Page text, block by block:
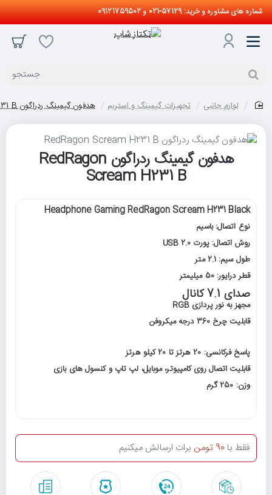
شماره های مشاوره و خرید: 57129-021 و 09121759502
جستجو
لوازم جانبی تجهیزات گیمینگ و استریم هدفون گیمینگ ردراگون RedRagon Scream H231 B
هدفون گیمینگ ردراگون RedRagon
Scream H231 B
Headphone Gaming RedRagon Scream H231 Black
نوع اتصال: باسیم
روش اتصال: پورت USB 2.0
طول سیم: 2.1 متر
قطر درایور: 50 میلیمتر
صدای 7.1 کانال
مجهز به نور پردازی RGB
قابلیت چرخ 360 درجه میکروفن
پاسخ فرکانسی: 20 هرتز تا 20 کیلو هرتز
قابلیت اتصال روی کامپیوتر، موبایل، لپ تاپ و کنسول های بازی
وزن: 250 گرم
فقط با 90 تومن برات ارسالش میکنیم